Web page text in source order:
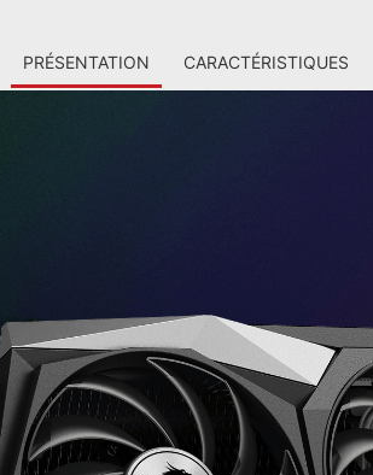
PRÉSENTATION CARACTÉRISTIQUES